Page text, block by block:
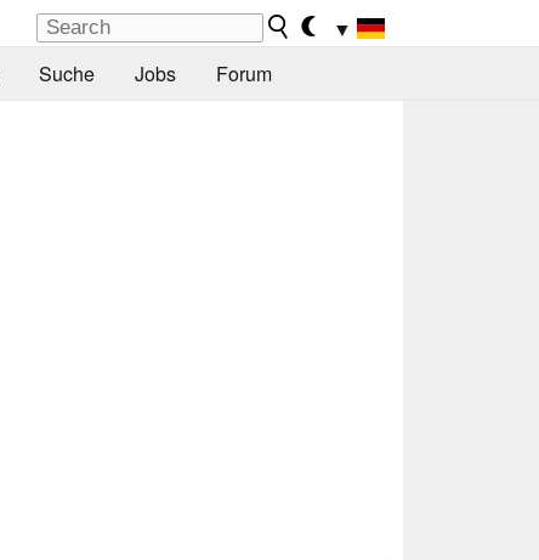
▼
Suche Jobs Forum